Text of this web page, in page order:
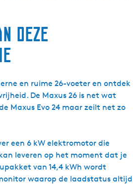
deze
en ruime 26-voeter en ontdek
De Maxus 26 is net wat
Maxus Evo 24 maar zeilt net zo
een 6 kW elektromotor die
leveren op het moment dat je
van 14,4 kWh wordt
waarop de laadstatus altijd